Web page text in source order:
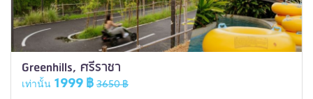
Greenhills, ศรีราชา
เท่านั้น 1999 ฿ 3650 ฿